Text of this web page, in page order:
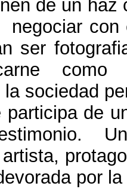
de un haz
negociar con
ser
como
sociedad
participa de
.
,
por